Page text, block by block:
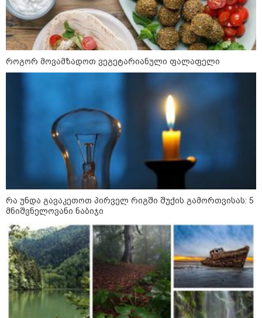
დაკავშირებით ერთობლივ
განცხადებას ავრცელებენ
22:35 / 06-08-2026
"კიდევ ერთხელ მოვუწოდებ
საქართველოს მთავრობას, მისი
დაუყოვნებლივი და უპირობო
გათავისუფლებისკენ" - რას
წერს ეუთო-ს წარმომადგენელი
მზია ამაღლობელზე?
21:38 / 06-08-2026
"ჩვენთვის ეს ეგზოტიკაა, ჩვენს
სტუმრებს ასე ვუხსნით - ბევრი
სანთელი, ეგზოტიკა და
რომანტიკული საღამოები" -
შალვა ალავერდაშვილი
ელექტროენერგიის გათიშვებზე
"არ ვიცი, თუ ვინმე იცის, რასთან
არის დაკავშირებული ნია
იმნაძის 10 თვის თავზე დაკავება
- რა უნდა თქვას 16 წლის
ბავშვმა, რომელიც 9 თვის
განმავლობაში
წარმოუდგენელი
ფსიქოლოგიური ტერორის ქვეშ
არის" - რას აცხადებს ნია
იმნაძის ადვოკატი?
კატეგორიის ყველა სიახლე
როგორ მოვამზადოთ ვეგეტარიანული ფალაფელი
რა უნდა გავაკეთოთ პირველ რიგში შუქის გამორთვისას: 5
მნიშვნელოვანი ნაბიჯი